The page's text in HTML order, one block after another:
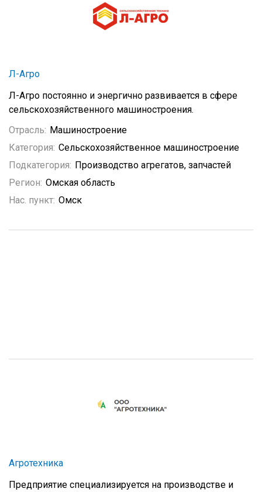
Л-Агро
Л-Агро постоянно и энергично развивается в сфере
сельскохозяйственного машиностроения.
Отрасль: Машиностроение
Категория: Сельскохозяйственное машиностроение
Подкатегория: Производство агрегатов, запчастей
Регион: Омская область
Нас. пункт: Омск
Агротехника
Предприятие специализируется на производстве и